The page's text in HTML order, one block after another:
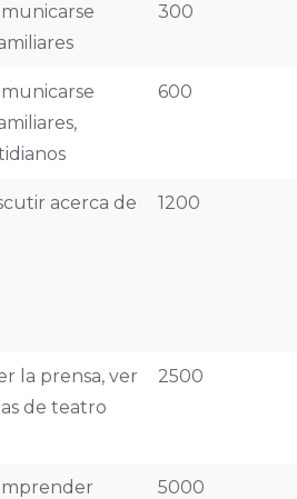
300
600
acerca de
1200
la prensa, ver
de teatro
2500
5000